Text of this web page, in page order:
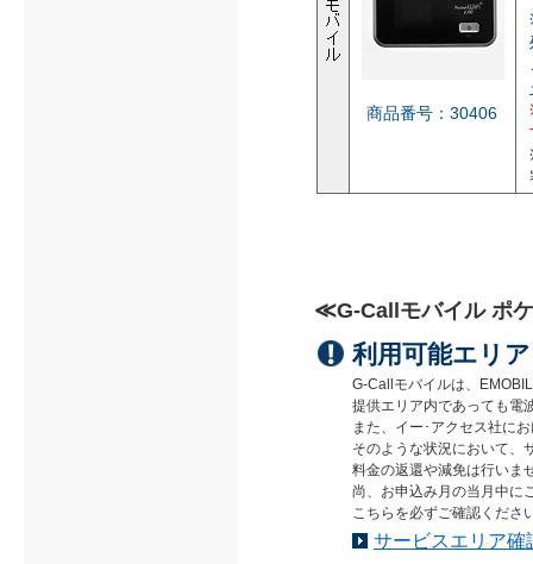
商品番号：30406
≪G-Callモバイル ポ
利用可能エリ
G-Callモバイルは、
提供エリア内であっても電
また、イー･アクセス社に
そのような状況において、
料金の返還や減免は行いま
尚、お申込み月の当月中に
こちらを必ずご確認くだ
サービスエリア確